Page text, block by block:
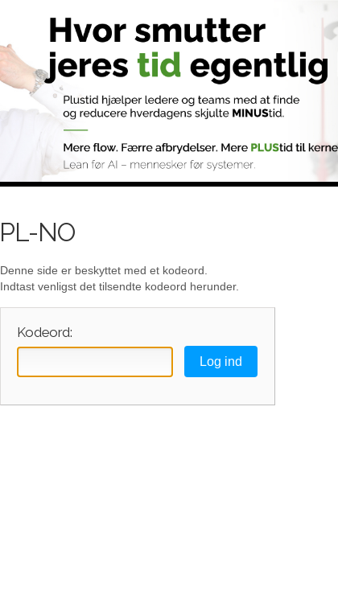
PL-NO
Denne side er beskyttet med et kodeord.
Indtast venligst det tilsendte kodeord herunder.
Kodeord: